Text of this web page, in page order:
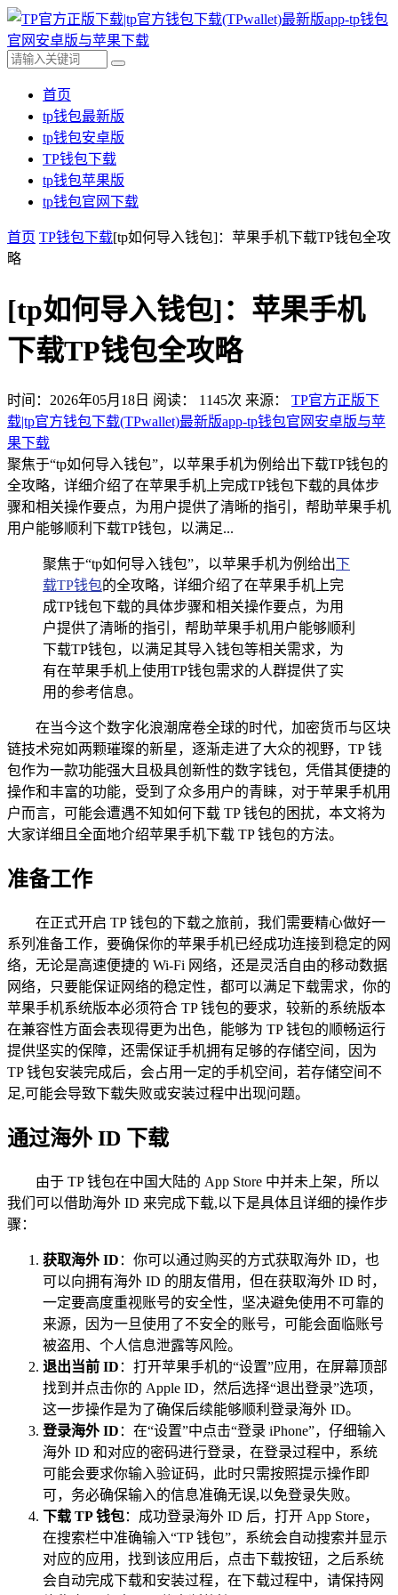
首页
tp钱包最新版
tp钱包安卓版
TP钱包下载
tp钱包苹果版
tp钱包官网下载
首页 TP钱包下载[tp如何导入钱包]：苹果手机下载TP钱包全攻
略
[tp如何导入钱包]：苹果手机
下载TP钱包全攻略
时间：2026年05月18日 阅读： 1145次 来源： TP官方正版下
载|tp官方钱包下载(TPwallet)最新版app-tp钱包官网安卓版与苹
果下载
聚焦于“tp如何导入钱包”，以苹果手机为例给出下载TP钱包的
全攻略，详细介绍了在苹果手机上完成TP钱包下载的具体步
骤和相关操作要点，为用户提供了清晰的指引，帮助苹果手机
用户能够顺利下载TP钱包，以满足...
聚焦于“tp如何导入钱包”，以苹果手机为例给出下
载TP钱包的全攻略，详细介绍了在苹果手机上完
成TP钱包下载的具体步骤和相关操作要点，为用
户提供了清晰的指引，帮助苹果手机用户能够顺利
下载TP钱包，以满足其导入钱包等相关需求，为
有在苹果手机上使用TP钱包需求的人群提供了实
用的参考信息。
在当今这个数字化浪潮席卷全球的时代，加密货币与区块
链技术宛如两颗璀璨的新星，逐渐走进了大众的视野，TP 钱
包作为一款功能强大且极具创新性的数字钱包，凭借其便捷的
操作和丰富的功能，受到了众多用户的青睐，对于苹果手机用
户而言，可能会遭遇不知如何下载 TP 钱包的困扰，本文将为
大家详细且全面地介绍苹果手机下载 TP 钱包的方法。
准备工作
在正式开启 TP 钱包的下载之旅前，我们需要精心做好一
系列准备工作，要确保你的苹果手机已经成功连接到稳定的网
络，无论是高速便捷的 Wi-Fi 网络，还是灵活自由的移动数据
网络，只要能保证网络的稳定性，都可以满足下载需求，你的
苹果手机系统版本必须符合 TP 钱包的要求，较新的系统版本
在兼容性方面会表现得更为出色，能够为 TP 钱包的顺畅运行
提供坚实的保障，还需保证手机拥有足够的存储空间，因为
TP 钱包安装完成后，会占用一定的手机空间，若存储空间不
足,可能会导致下载失败或安装过程中出现问题。
通过海外 ID 下载
由于 TP 钱包在中国大陆的 App Store 中并未上架，所以
我们可以借助海外 ID 来完成下载,以下是具体且详细的操作步
骤：
获取海外 ID ：你可以通过购买的方式获取海外 ID，也
可以向拥有海外 ID 的朋友借用，但在获取海外 ID 时，
一定要高度重视账号的安全性，坚决避免使用不可靠的
来源，因为一旦使用了不安全的账号，可能会面临账号
被盗用、个人信息泄露等风险。
退出当前 ID ：打开苹果手机的“设置”应用，在屏幕顶部
找到并点击你的 Apple ID，然后选择“退出登录”选项，
这一步操作是为了确保后续能够顺利登录海外 ID。
登录海外 ID ：在“设置”中点击“登录 iPhone”，仔细输入
海外 ID 和对应的密码进行登录，在登录过程中，系统
可能会要求你输入验证码，此时只需按照提示操作即
可，务必确保输入的信息准确无误,以免登录失败。
下载 TP 钱包：成功登录海外 ID 后，打开 App Store，
在搜索栏中准确输入“TP 钱包”，系统会自动搜索并显示
对应的应用，找到该应用后，点击下载按钮，之后系统
会自动完成下载和安装过程，在下载过程中，请保持网